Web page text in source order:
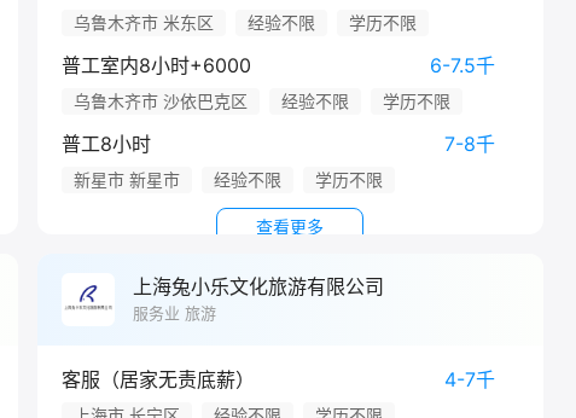
乌鲁木齐市 米东区 经验不限 学历不限
普工室内8小时+6000 6-7.5千
乌鲁木齐市 沙依巴克区 经验不限 学历不限
普工8小时 7-8千
新星市 新星市 经验不限 学历不限
查看更多
上海兔小乐文化旅游有限公司
服务业 旅游
客服（居家无责底薪） 4-7千